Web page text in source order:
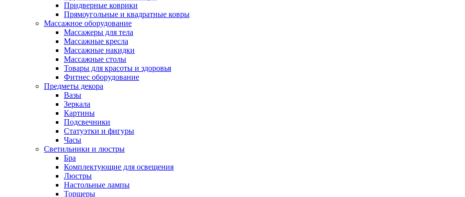
Придверные коврики
Прямоугольные и квадратные ковры
Массажное оборудование
Массажеры для тела
Массажные кресла
Массажные накидки
Массажные столы
Товары для красоты и здоровья
Фитнес оборудование
Предметы декора
Вазы
Зеркала
Картины
Подсвечники
Статуэтки и фигуры
Часы
Светильники и люстры
Бра
Комплектующие для освещения
Люстры
Настольные лампы
Торшеры